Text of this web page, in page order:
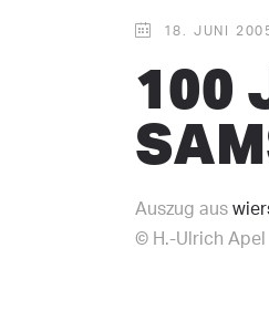
18. JUNI
100
Auszug aus
© H.-Ulrich Apel